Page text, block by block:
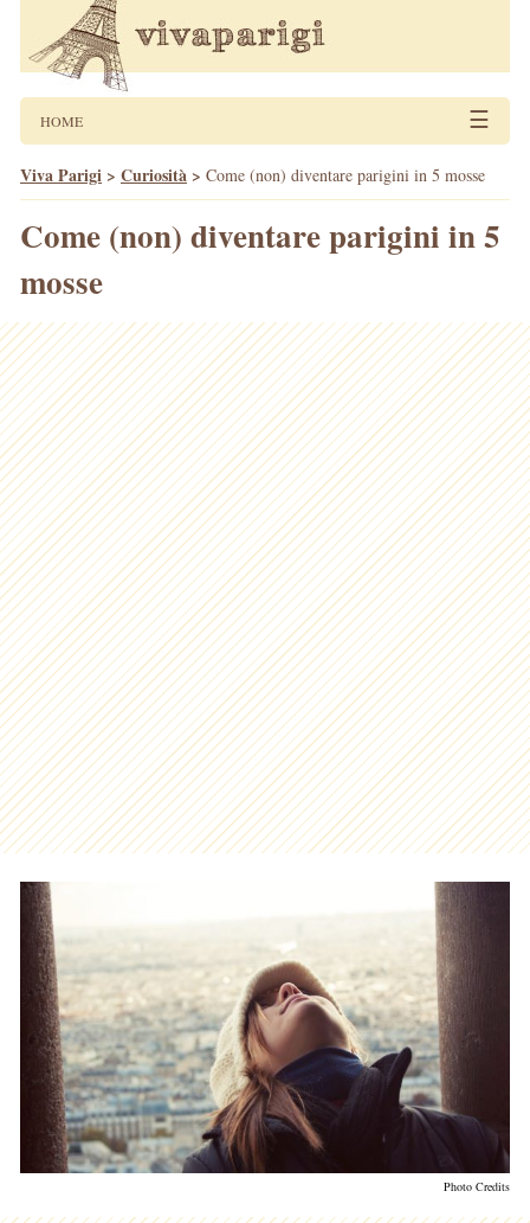
HOME ☰
Viva Parigi > Curiosità > Come (non) diventare parigini in 5 mosse
Come (non) diventare parigini in 5
mosse
Photo Credits